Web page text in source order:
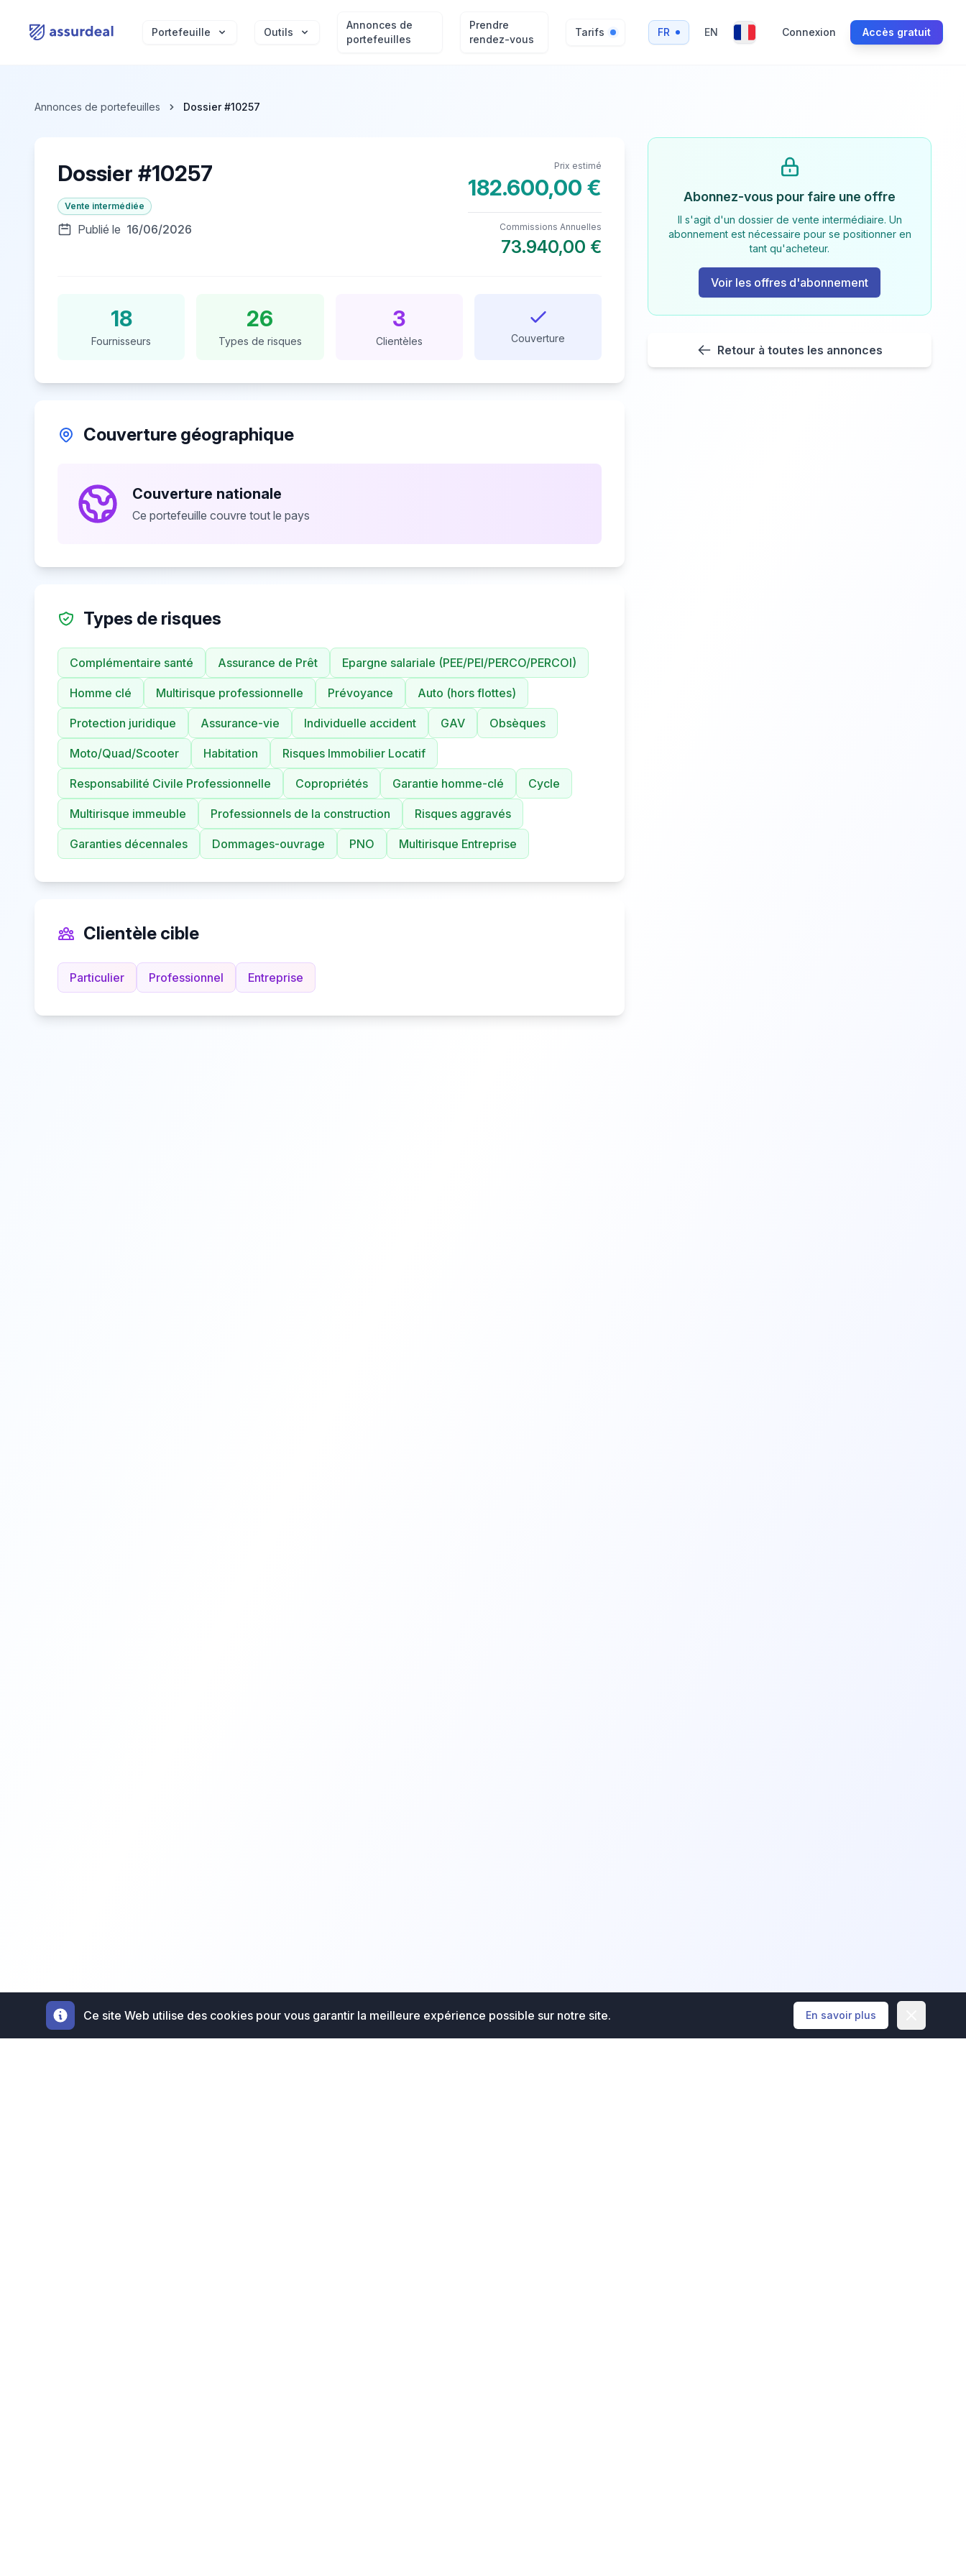
assurdeal Portefeuille Outils
Annonces de
portefeuilles
Prendre
rendez-vous
Tarifs FR EN Connexion Accès gratuit
Annonces de portefeuilles Dossier #10257
Dossier #10257
Vente intermédiée
Publié le 16/06/2026
Prix estimé
182.600,00 €
Commissions Annuelles
73.940,00 €
18
Fournisseurs
26
Types de risques
3
Clientèles Couverture
Couverture géographique
Couverture nationale
Ce portefeuille couvre tout le pays
Types de risques
Complémentaire santé Assurance de Prêt Epargne salariale (PEE/PEI/PERCO/PERCOI)
Homme clé Multirisque professionnelle Prévoyance Auto (hors flottes)
Protection juridique Assurance-vie Individuelle accident GAV Obsèques
Moto/Quad/Scooter Habitation Risques Immobilier Locatif
Responsabilité Civile Professionnelle Copropriétés Garantie homme-clé Cycle
Multirisque immeuble Professionnels de la construction Risques aggravés
Garanties décennales Dommages-ouvrage PNO Multirisque Entreprise
Clientèle cible
Particulier Professionnel Entreprise
Abonnez-vous pour faire une offre
Il s'agit d'un dossier de vente intermédiaire. Un
abonnement est nécessaire pour se positionner en
tant qu'acheteur.
Voir les offres d'abonnement
Retour à toutes les annonces
Ce site Web utilise des cookies pour vous garantir la meilleure expérience possible sur notre site. En savoir plus